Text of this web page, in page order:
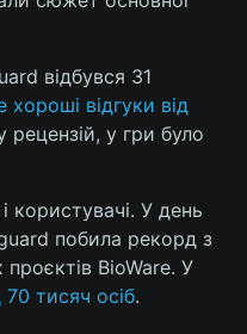
Думки
Вакансії
відбувся 31
відгуки від
у гри було
користувачі. У день
побила рекорд з
BioWare. У
тисяч осіб.